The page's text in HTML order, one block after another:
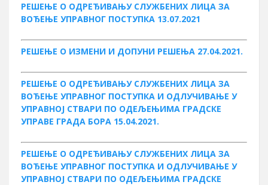
РЕШЕЊЕ О ОДРЕЂИВАЊУ СЛУЖБЕНИХ ЛИЦА ЗА
ВОЂЕЊЕ УПРАВНОГ ПОСТУПКА 13.07.2021
РЕШЕЊЕ О ИЗМЕНИ И ДОПУНИ РЕШЕЊА 27.04.2021.
РЕШЕЊЕ О ОДРЕЂИВАЊУ СЛУЖБЕНИХ ЛИЦА ЗА
ВОЂЕЊЕ УПРАВНОГ ПОСТУПКА И ОДЛУЧИВАЊЕ У
УПРАВНОЈ СТВАРИ ПО ОДЕЉЕЊИМА ГРАДСКЕ
УПРАВЕ ГРАДА БОРА 15.04.2021.
РЕШЕЊЕ О ОДРЕЂИВАЊУ СЛУЖБЕНИХ ЛИЦА ЗА
ВОЂЕЊЕ УПРАВНОГ ПОСТУПКА И ОДЛУЧИВАЊЕ У
УПРАВНОЈ СТВАРИ ПО ОДЕЉЕЊИМА ГРАДСКЕ